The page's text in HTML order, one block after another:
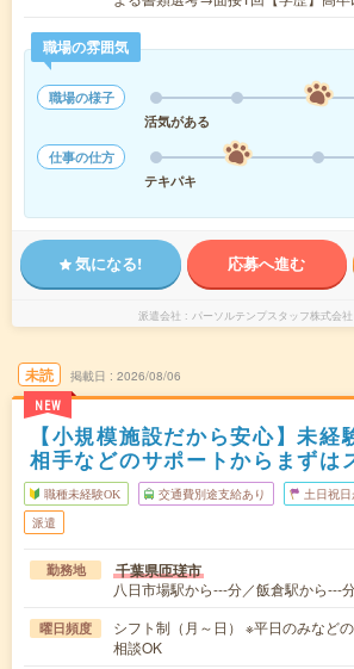
職場の雰囲気
職場の様子
活気がある
仕事の仕方
テキパキ
気になる! 応募へ進む
派遣会社 パーソルテンプスタッフ株式会
未読
NEW
掲載日 2026/08/06
【小規模施設だから安心】未経
相手などのサポートからまずは
職種未経験OK 交通費別途支給あり 土日祝
派遣
勤務地 千葉県匝瑳市
八日市場駅から---分／飯倉駅から---
曜日頻度
シフト制（月～日） ※平日のみなど
相談OK